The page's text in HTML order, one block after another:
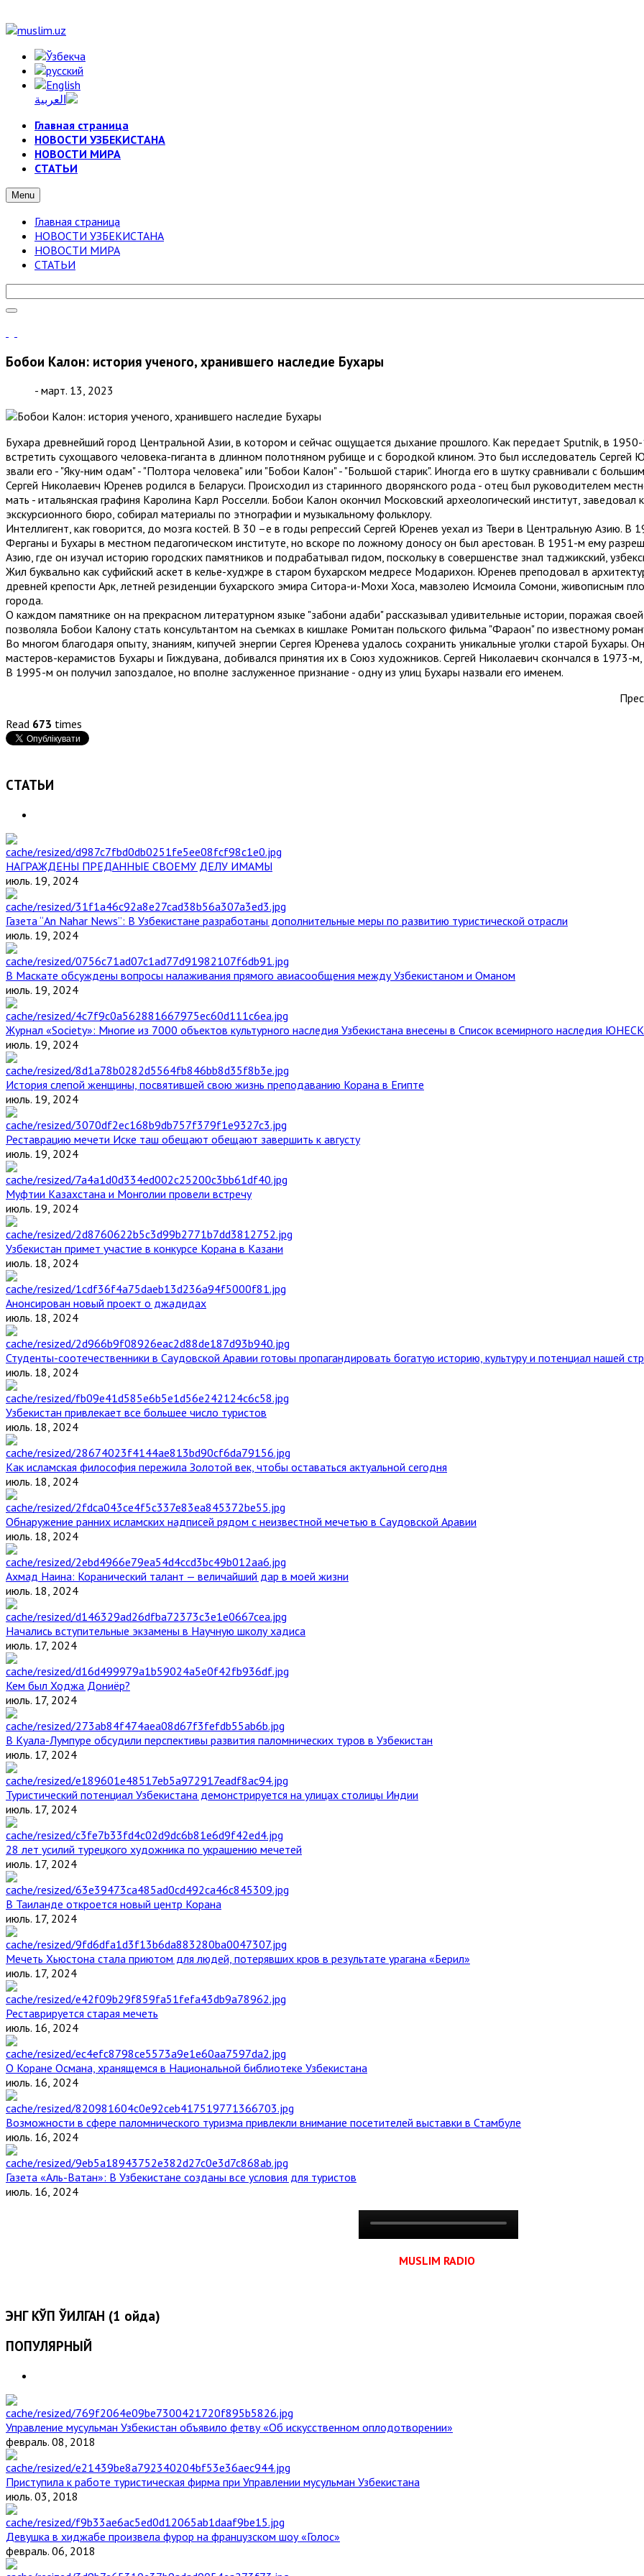
Главная страница
НОВОСТИ УЗБЕКИСТАНА
НОВОСТИ МИРА
СТАТЬИ
Menu
Главная страница
НОВОСТИ УЗБЕКИСТАНА
НОВОСТИ МИРА
СТАТЬИ
Бобои Калон: история ученого, хранившего наследие Бухары
- март. 13, 2023
Бухара древнейший город Центральной Азии, в котором и сейчас ощущается дыхание прошлого. Как передает Sputnik, в
встретить сухощавого человека-гиганта в длинном полотняном рубище и с бородкой клином. Это был исследователь Сергей
звали его - "Яку-ним одам" - "Полтора человека" или "Бобои Калон" - "Большой старик". Иногда его в шутку сравнивали с
Сергей Николаевич Юренев родился в Беларуси. Происходил из старинного дворянского рода - отец был руководителем
мать - итальянская графиня Каролина Карл Росселли. Бобои Калон окончил Московский археологический институт,
экскурсионного бюро, собирал материалы по этнографии и музыкальному фольклору.
Интеллигент, как говорится, до мозга костей. В 30 –е в годы репрессий Сергей Юренев уехал из Твери в Центральную Азию.
Ферганы и Бухары в местном педагогическом институте, но вскоре по ложному доносу он был арестован. В 1951-м ему
Азию, где он изучал историю городских памятников и подрабатывал гидом, поскольку в совершенстве знал таджикский,
Жил буквально как суфийский аскет в келье-худжре в старом бухарском медресе Модарихон. Юренев преподовал в
древней крепости Арк, летней резиденции бухарского эмира Ситора-и-Мохи Хоса, мавзолею Исмоила Сомони, живописным
города.
О каждом памятнике он на прекрасном литературном языке "забони адаби" рассказывал удивительные истории, поражая
позволяла Бобои Калону стать консультантом на съемках в кишлаке Ромитан польского фильма "Фараон" по известному
Во многом благодаря опыту, знаниям, кипучей энергии Сергея Юренева удалось сохранить уникальные уголки старой Бухары.
мастеров-керамистов Бухары и Гиждувана, добивался принятия их в Союз художников. Сергей Николаевич скончался в 1973-
В 1995-м он получил запоздалое, но вполне заслуженное признание - одну из улиц Бухары назвали его именем.
Read 673 times
СТАТЬИ
НАГРАЖДЕНЫ ПРЕДАННЫЕ СВОЕМУ ДЕЛУ ИМАМЫ
июль. 19, 2024
Газета “An Nahar News”: В Узбекистане разработаны дополнительные меры по развитию туристической отрасли
июль. 19, 2024
В Маскате обсуждены вопросы налаживания прямого авиасообщения между Узбекистаном и Оманом
июль. 19, 2024
Журнал «Society»: Многие из 7000 объектов культурного наследия Узбекистана внесены в Список всемирного наследия
июль. 19, 2024
История слепой женщины, посвятившей свою жизнь преподаванию Корана в Египте
июль. 19, 2024
Реставрацию мечети Иске таш обещают обещают завершить к августу
июль. 19, 2024
Муфтии Казахстана и Монголии провели встречу
июль. 19, 2024
Узбекистан примет участие в конкурсе Корана в Казани
июль. 18, 2024
Анонсирован новый проект о джадидах
июль. 18, 2024
Студенты-соотечественники в Саудовской Аравии готовы пропагандировать богатую историю, культуру и потенциал нашей
июль. 18, 2024
Узбекистан привлекает все большее число туристов
июль. 18, 2024
Как исламская философия пережила Золотой век, чтобы оставаться актуальной сегодня
июль. 18, 2024
Обнаружение ранних исламских надписей рядом с неизвестной мечетью в Саудовской Аравии
июль. 18, 2024
Ахмад Наина: Коранический талант — величайший дар в моей жизни
июль. 18, 2024
Начались вступительные экзамены в Научную школу хадиса
июль. 17, 2024
Кем был Ходжа Дониёр?
июль. 17, 2024
В Куала-Лумпуре обсудили перспективы развития паломнических туров в Узбекистан
июль. 17, 2024
Туристический потенциал Узбекистана демонстрируется на улицах столицы Индии
июль. 17, 2024
28 лет усилий турецкого художника по украшению мечетей
июль. 17, 2024
В Таиланде откроется новый центр Корана
июль. 17, 2024
Мечеть Хьюстона стала приютом для людей, потерявших кров в результате урагана «Берил»
июль. 17, 2024
Реставрируется старая мечеть
июль. 16, 2024
О Коране Османа, хранящемся в Национальной библиотеке Узбекистана
июль. 16, 2024
Возможности в сфере паломнического туризма привлекли внимание посетителей выставки в Стамбуле
июль. 16, 2024
Газета «Аль-Ватан»: В Узбекистане созданы все условия для туристов
июль. 16, 2024
MUSLIM RADIO
ЭНГ КЎП ЎҚИЛГАН (1 ойда)
ПОПУЛЯРНЫЙ
Управление мусульман Узбекистан объявило фетву «Об искусственном оплодотворении»
февраль. 08, 2018
Приступила к работе туристическая фирма при Управлении мусульман Узбекистана
июль. 03, 2018
Девушка в хиджабе произвела фурор на французском шоу «Голос»
февраль. 06, 2018